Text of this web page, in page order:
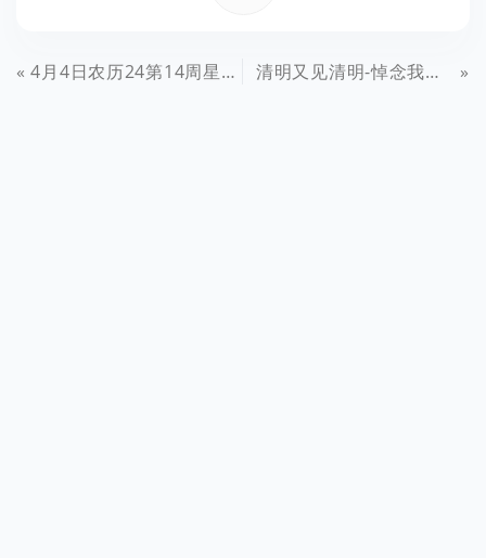
4月4日农历24第14周星期4，史上最4的清明节 清明又见清明-悼念我最亲爱的爷爷